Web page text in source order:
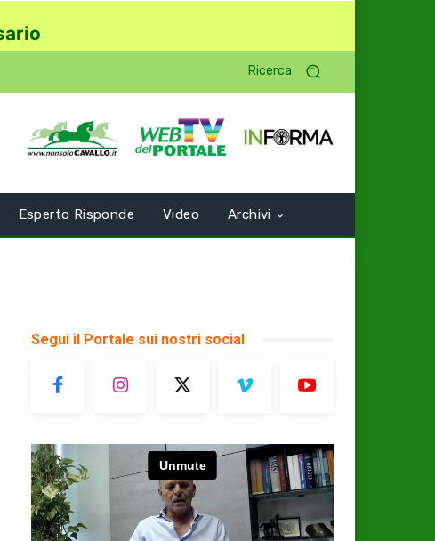
Ricerca
Esperto Risponde Video Archivi
Segui il Portale sui nostri social